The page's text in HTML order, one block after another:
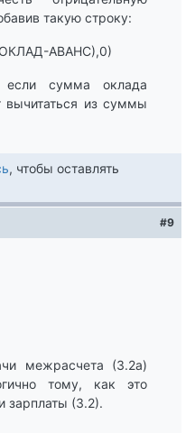
такую строку:
АВАНС),0)
если сумма оклада
вычитаться из суммы
, чтобы оставлять
#9
межрасчета (3.2а)
тому, как это
зарплаты (3.2).